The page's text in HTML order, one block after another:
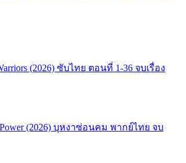
(2026) ซับไทย ตอนที่ 1-36 จบเรื่อง
Power (2026) บุหงาซ่อนคม พากย์ไทย จบ